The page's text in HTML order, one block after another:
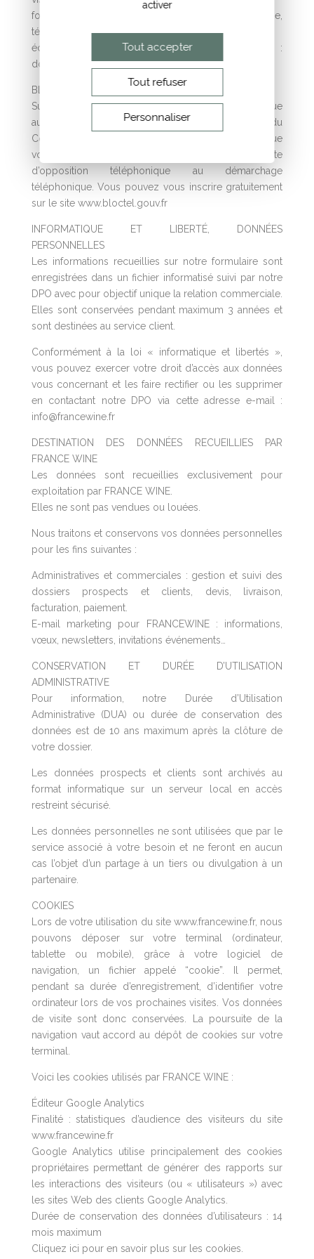
formulaire de contact : nom, prénom, email, adresse,
téléphone, descriptif de votre demande…
échange, gestion commerciale et administrative :
données personnelles, email, adresse, Kbis,
BLOCTEL : Droit d’inscription sur liste d’opposition
Suivant la loi du 6 janvier 1978 relative à l’informatique
aux fichiers et au libertés et loi Hamon L.223-2 du
Code de la consommation, nous vous informons que
vous disposez du droit d’inscription sur la liste
d’opposition téléphonique au démarchage
téléphonique. Vous pouvez vous inscrire gratuitement
sur le site www.bloctel.gouv.fr
INFORMATIQUE ET LIBERTÉ, DONNÉES
PERSONNELLES
Les informations recueillies sur notre formulaire sont
enregistrées dans un fichier informatisé suivi par notre
DPO avec pour objectif unique la relation commerciale.
Elles sont conservées pendant maximum 3 années et
sont destinées au service client.
Conformément à la loi « informatique et libertés »,
vous pouvez exercer votre droit d’accès aux données
vous concernant et les faire rectifier ou les supprimer
en contactant notre DPO via cette adresse e-mail :
info@francewine.fr
DESTINATION DES DONNÉES RECUEILLIES PAR
FRANCE WINE
Les données sont recueillies exclusivement pour
exploitation par FRANCE WINE.
Elles ne sont pas vendues ou louées.
Nous traitons et conservons vos données personnelles
pour les fins suivantes :
Administratives et commerciales : gestion et suivi des
dossiers prospects et clients, devis, livraison,
facturation, paiement.
E-mail marketing pour FRANCEWINE : informations,
vœux, newsletters, invitations événements…
CONSERVATION ET DURÉE D’UTILISATION
ADMINISTRATIVE
Pour information, notre Durée d’Utilisation
Administrative (DUA) ou durée de conservation des
données est de 10 ans maximum après la clôture de
votre dossier.
Les données prospects et clients sont archivés au
format informatique sur un serveur local en accès
restreint sécurisé.
Les données personnelles ne sont utilisées que par le
service associé à votre besoin et ne feront en aucun
cas l’objet d’un partage à un tiers ou divulgation à un
partenaire.
COOKIES
Lors de votre utilisation du site www.francewine.fr, nous
pouvons déposer sur votre terminal (ordinateur,
tablette ou mobile), grâce à votre logiciel de
navigation, un fichier appelé “cookie”. Il permet,
pendant sa durée d’enregistrement, d’identifier votre
ordinateur lors de vos prochaines visites. Vos données
de visite sont donc conservées. La poursuite de la
navigation vaut accord au dépôt de cookies sur votre
terminal.
Voici les cookies utilisés par FRANCE WINE :
Éditeur Google Analytics
Finalité : statistiques d’audience des visiteurs du site
www.francewine.fr
Google Analytics utilise principalement des cookies
propriétaires permettant de générer des rapports sur
les interactions des visiteurs (ou « utilisateurs ») avec
les sites Web des clients Google Analytics.
Durée de conservation des données d’utilisateurs : 14
mois maximum
Cliquez ici pour en savoir plus sur les cookies.
activer
Tout accepter
Tout refuser
Personnaliser